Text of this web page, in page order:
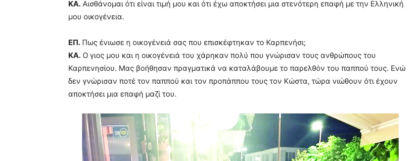
ΚΑ. Αισθάνομαι ότι είναι τιμή μου και ότι έχω αποκτήσει μια στενότερη επαφή με την Ελληνική
μου οικογένεια.
ΕΠ. Πως ένιωσε η οικογένειά σας που επισκέφτηκαν το Καρπενήσι;
ΚΑ. Ο γιος μου και η οικογένειά του χάρηκαν πολύ που γνώρισαν τους ανθρώπους του
Καρπενησίου. Μας βοήθησαν πραγματικά να καταλάβουμε το παρελθόν του παππού τους. Ενώ
δεν γνώρισαν ποτέ τον παππού και τον προπάππου τους τον Κώστα, τώρα νιώθουν ότι έχουν
αποκτήσει μια επαφή μαζί του.